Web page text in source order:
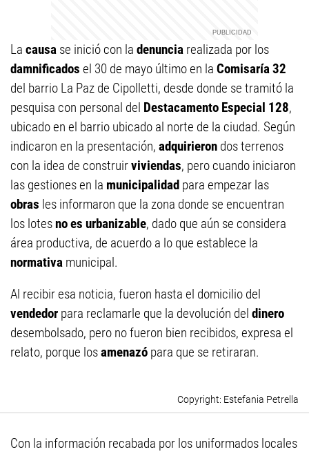
La causa se inició con la denuncia realizada por los
damnificados el 30 de mayo último en la Comisaría 32
del barrio La Paz de Cipolletti, desde donde se tramitó la
pesquisa con personal del Destacamento Especial 128,
ubicado en el barrio ubicado al norte de la ciudad. Según
indicaron en la presentación, adquirieron dos terrenos
con la idea de construirviviendas, pero cuando iniciaron
las gestiones en la municipalidad para empezar las
obras les informaron que la zona donde se encuentran
los lotesno es urbanizable, dado que aún se considera
área productiva, de acuerdo a lo que establece la
normativa municipal.
Al recibir esa noticia, fueron hasta el domicilio del
vendedor para reclamarle que la devolución del dinero
desembolsado, pero no fueron bien recibidos, expresa el
relato, porque losamenazó para que se retiraran.
Estefania Petrella
Con la información recabada por los uniformados locales